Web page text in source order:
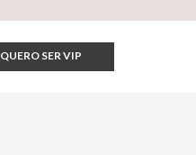
QUERO SER VIP